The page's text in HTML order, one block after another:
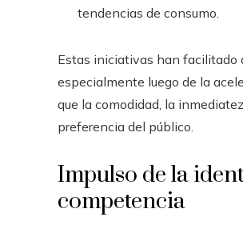
tendencias de consumo.
Estas iniciativas han facilitado
especialmente luego de la
que la comodidad, la
preferencia del público.
Impulso de la
competencia